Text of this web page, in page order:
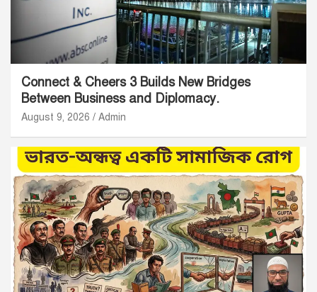
Connect & Cheers 3 Builds New Bridges
Between Business and Diplomacy.
August 9, 2026 Admin